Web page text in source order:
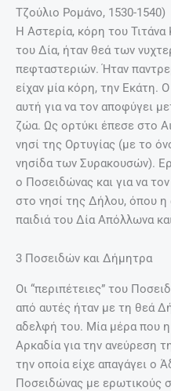
Τζούλιο Ρομάνο, 1530-1540)
Η Αστερία, κόρη του Τιτάνα
του Δία, ήταν θεά των
πεφταστεριών. Ήταν
είχαν μία κόρη, την Εκάτη.
αυτή για να τον αποφύγει
ζώα. Ως ορτύκι έπεσε στο
νησί της Ορτυγίας (με το
νησίδα των Συρακουσών).
ο Ποσειδώνας και για να
στο νησί της Δήλου, όπου
παιδιά του Δία Απόλλωνα
3 Ποσειδών και Δήμητρα
Οι “περιπέτειες” του
από αυτές ήταν με τη θεά
αδελφή του. Μία μέρα που
Αρκαδία για την ανεύρεση
την οποία είχε απαγάγει ο
Ποσειδώνας με ερωτικούς